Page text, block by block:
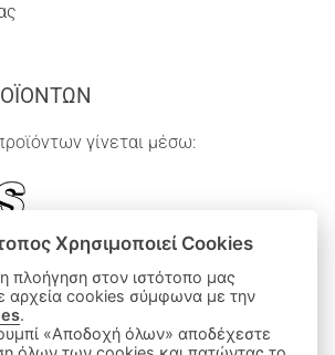
γίνεται μέσω:
Χρησιμοποιεί Cookies
πλοήγηση στον ιστότοπο μας
αρχεία cookies σύμφωνα με την
.